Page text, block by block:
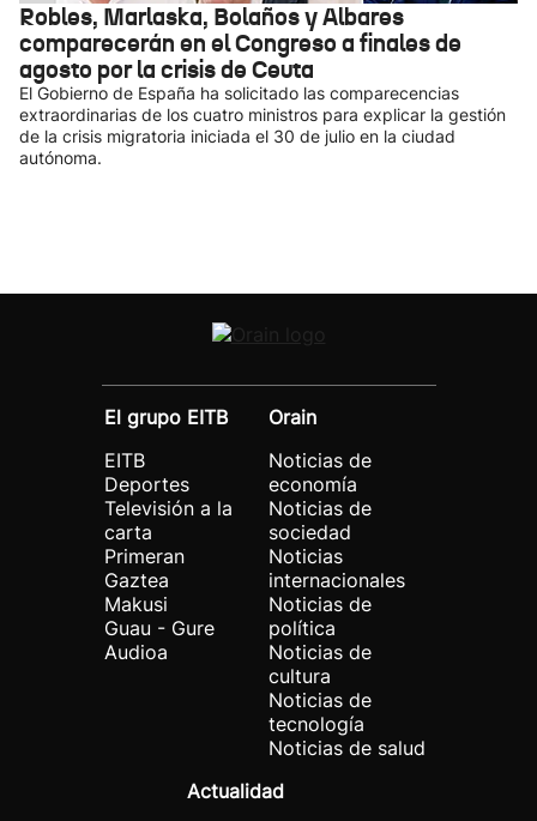
Robles, Marlaska, Bolaños y Albares
comparecerán en el Congreso a finales de
agosto por la crisis de Ceuta
El Gobierno de España ha solicitado las comparecencias
extraordinarias de los cuatro ministros para explicar la gestión
de la crisis migratoria iniciada el 30 de julio en la ciudad
autónoma.
El grupo EITB
EITB
Deportes
Televisión a la
carta
Primeran
Gaztea
Makusi
Guau - Gure
Audioa
Orain
Noticias de
economía
Noticias de
sociedad
Noticias
internacionales
Noticias de
política
Noticias de
cultura
Noticias de
tecnología
Noticias de salud
Actualidad